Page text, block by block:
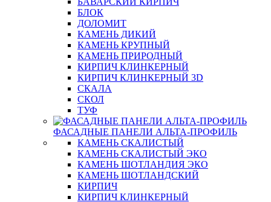
БЛОК
ДОЛОМИТ
КАМЕНЬ ДИКИЙ
КАМЕНЬ КРУПНЫЙ
КАМЕНЬ ПРИРОДНЫЙ
КИРПИЧ КЛИНКЕРНЫЙ
КИРПИЧ КЛИНКЕРНЫЙ 3D
СКАЛА
СКОЛ
ТУФ
ФАСАДНЫЕ ПАНЕЛИ АЛЬТА-ПРОФИЛЬ
КАМЕНЬ СКАЛИСТЫЙ
КАМЕНЬ СКАЛИСТЫЙ ЭКО
КАМЕНЬ ШОТЛАНДИЯ ЭКО
КАМЕНЬ ШОТЛАНДСКИЙ
КИРПИЧ
КИРПИЧ КЛИНКЕРНЫЙ